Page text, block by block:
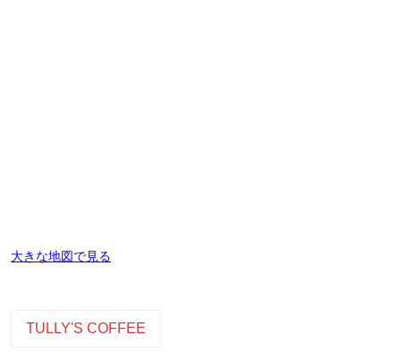
大きな地図で見る
TULLY'S COFFEE